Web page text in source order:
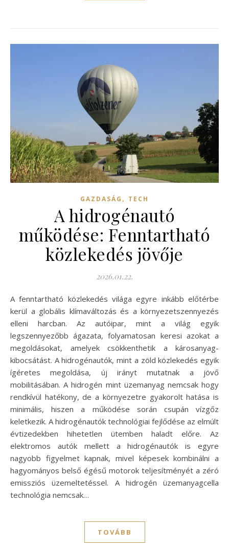
GAZDASÁG , TECH
A hidrogénautó
működése: Fenntartható
közlekedés jövője
2026.01.22.
A fenntartható közlekedés világa egyre inkább előtérbe
kerül a globális klímaváltozás és a környezetszennyezés
elleni harcban. Az autóipar, mint a világ egyik
legszennyezőbb ágazata, folyamatosan keresi azokat a
megoldásokat, amelyek csökkenthetik a károsanyag-
kibocsátást. A hidrogénautók, mint a zöld közlekedés egyik
ígéretes megoldása, új irányt mutatnak a jövő
mobilitásában. A hidrogén mint üzemanyag nemcsak hogy
rendkívül hatékony, de a környezetre gyakorolt hatása is
minimális, hiszen a működése során csupán vízgőz
keletkezik. A hidrogénautók technológiai fejlődése az elmúlt
évtizedekben hihetetlen ütemben haladt előre. Az
elektromos autók mellett a hidrogénautók is egyre
nagyobb figyelmet kapnak, mivel képesek kombinálni a
hagyományos belső égésű motorok teljesítményét a zéró
emissziós üzemeltetéssel. A hidrogén üzemanyagcella
technológia nemcsak…
TOVÁBB